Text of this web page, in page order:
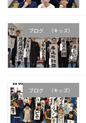
ブログ （キッズ）
ブログ （キッズ）